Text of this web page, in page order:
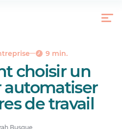
9 min.
choisir un
de travail
Busque
des logiciels automatisés
des horaires de